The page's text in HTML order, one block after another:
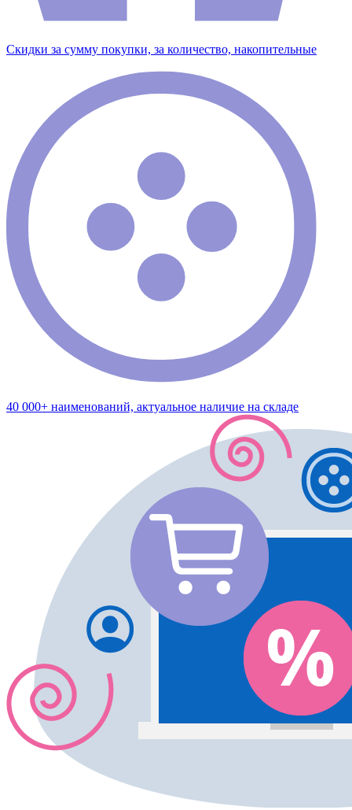
Скидки за сумму покупки, за количество, накопительные
40 000+ наименований, актуальное наличие на складе